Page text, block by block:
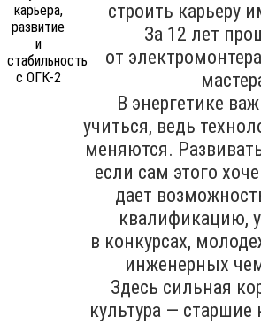
строить карьеру
За 12 лет
от
В энергетике
учиться, ведь
меняются.
если сам этого
дает
квалификацию,
в конкурсах,
инженерных
Здесь сильная
культура — старшие